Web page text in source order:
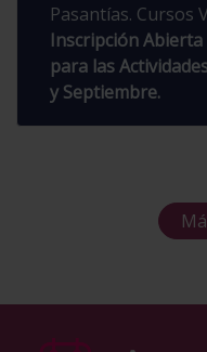
Pasantías. Cursos
Inscripción
para las
y Septiembre.